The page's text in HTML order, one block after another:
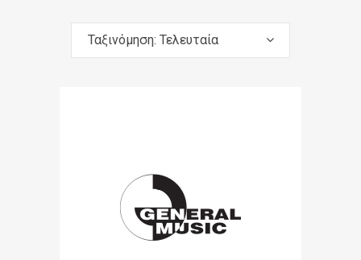
Ταξινόμηση: Τελευταία